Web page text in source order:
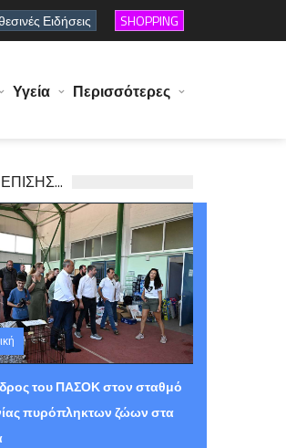
Ειδήσεις SHOPPING
Υγεία Περισσότερες
Τετάρτη 05 Αυγούστου 2026 15:30
του ΠΑΣΟΚ στον σταθμό
πυρόπληκτων ζώων στα